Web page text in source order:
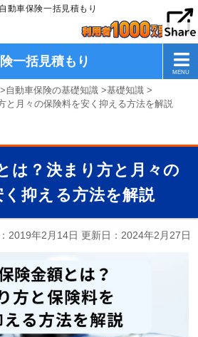
動車保険一括見積もり
一括見積もり
自動車保険の基礎知識 >基礎知識 >
と月々の保険料を安く抑える方法を解説
は？決まり方と月々の
く抑える方法を解説
2019年2月14日 更新日： 2024年2月27日